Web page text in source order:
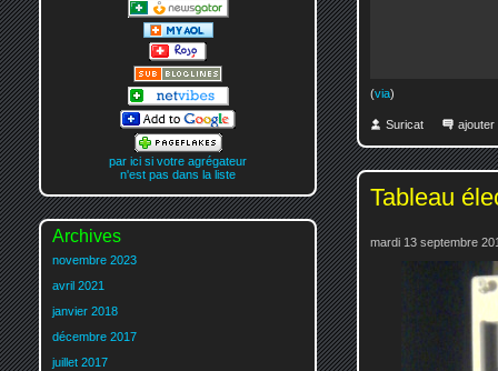
(via)
Suricat ajouter
Tableau
mardi 13 septembre
par ici si votre agrégateur
n'est pas dans la liste
Archives
novembre 2023
avril 2021
janvier 2018
décembre 2017
juillet 2017